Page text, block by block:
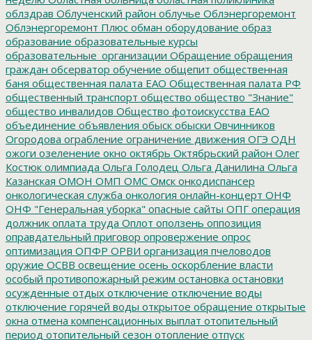
облздрав Облученский район облучье Облэнергоремонт
Облэнергоремонт Плюс обман оборудование образ
образование образовательные курсы
образовательные_организации Обращение обращения
граждан обсерватор обучение общепит общественная
баня общественная палата ЕАО Общественная палата РФ
общественный транспорт общество общество "Знание"
общество инвалидов Общество фотоискусства ЕАО
объединение объявления обыск обыски Овчинников
Огородова ограбление ограничение движения ОГЭ ОДН
ожоги озеленение окно октябрь Октябрьский район Олег
Костюк олимпиада Ольга Голодец Ольга Данилина Ольга
Казанская ОМОН ОМП ОМС Омск онкодиспансер
онкологическая служба онкология онлайн-концерт ОНФ
ОНФ "Генеральная уборка" опасные сайты ОПГ операция
должник оплата труда Оплот оползень оппозиция
оправдательный приговор опровержение опрос
оптимизация ОПФР ОРВИ организация пчеловодов
оружие ОСВВ освещение осень оскорбление власти
особый противопожарный режим остановка остановки
осужденные отдых отключение отключение воды
отключение горячей воды открытое обращение открытые
окна отмена компенсационных выплат отопительный
период отопительный сезон отопление отпуск